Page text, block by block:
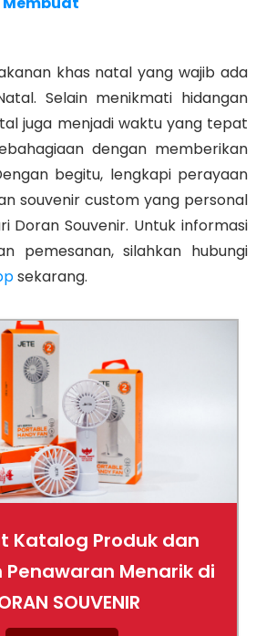
khas natal yang wajib ada
Selain menikmati hidangan
juga menjadi waktu yang tepat
dengan memberikan
begitu, lengkapi perayaan
souvenir custom yang personal
Doran Souvenir. Untuk informasi
pemesanan, silahkan hubungi
sekarang.
Katalog Produk dan
Menarik di
SOUVENIR